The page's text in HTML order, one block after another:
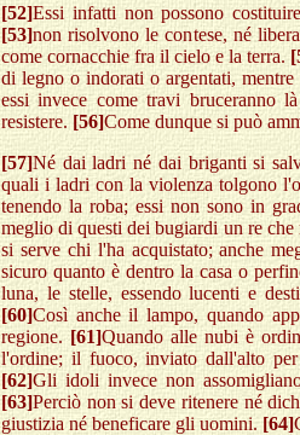
[52]Essi infatti non possono
[53]non risolvono le contese, né
come cornacchie fra il cielo e la terra.
di legno o indorati o argentati,
essi invece come travi bruceranno
resistere. [56]Come dunque si può
[57]Né dai ladri né dai briganti si
quali i ladri con la violenza tolgono
tenendo la roba; essi non sono in
meglio di questi dei bugiardi un re
si serve chi l'ha acquistato; anche
sicuro quanto è dentro la casa o
luna, le stelle, essendo lucenti e
[60]Così anche il lampo, quando
regione.[61]Quando alle nubi è
l'ordine; il fuoco, inviato dall'alto per
[62]Gli idoli invece non
[63]Perciò non si deve ritenere né
giustizia né beneficare gli uomini.[64]